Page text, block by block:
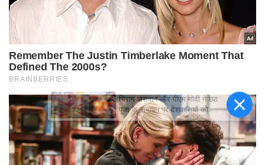
चिराग पासवान और पीएम मोदी ने छठ
पूजा के समापन पर देशवासियों को दी
शुभकामनाएं, छठी मैया से देश की
समृद्धि की कामना की